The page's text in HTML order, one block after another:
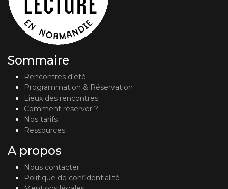
Sommaire
Rencontres d'été
Programmation & Réservation
Lieux des rencontres
Comment réserver ?
Nos tarifs
Ressources
A propos
Nous contacter
Politique de confidentialité